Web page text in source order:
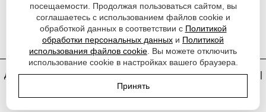
Уфа
Красноярск
Договор оферты|Политика обработки персональных данных
|
Согласие на обработку персональных данных
использования файлов cookie
посещаемости. Продолжая пользоваться сайтом, вы
соглашаетесь с использованием файлов cookie и
обработкой данных в соответствии с Политикой
обработки персональных данных и Политикой
использования файлов cookie . Вы можете отключить
использование cookie в настройках вашего браузера.
Принять